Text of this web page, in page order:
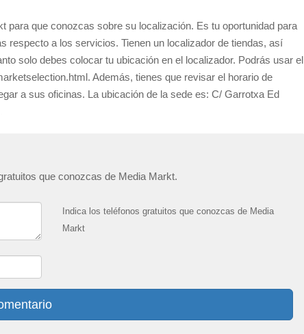
para que conozcas sobre su localización. Es tu oportunidad para
respecto a los servicios. Tienen un localizador de tiendas, así
solo debes colocar tu ubicación en el localizador. Podrás usar el
Además, tienes que revisar el horario de
a sus oficinas. La ubicación de la sede es: C/ Garrotxa Ed
que conozcas de Media Markt.
Indica los teléfonos gratuitos que conozcas de Media
Markt